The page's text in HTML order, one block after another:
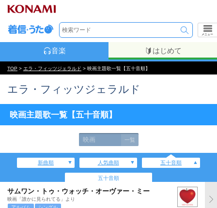
メニュー
音楽 はじめて
TOP > エラ・フィッツジェラルド > 映画主題歌一覧【五十音順】
エラ・フィッツジェラルド
映画主題歌一覧【五十音順】
映画 一覧
新曲順 人気曲順 五十音順
五十音順
サムワン・トゥ・ウォッチ・オーヴァー・ミー
映画「誰かに見られてる」より